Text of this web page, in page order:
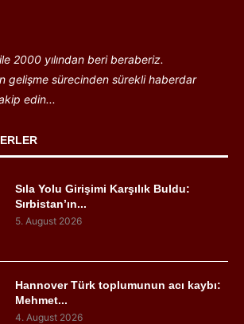
2000 yılından beri beraberiz.
gelişme sürecinden sürekli haberdar
edin...
Sıla Yolu Girişimi Karşılık Buldu:
Sırbistan’ın...
5. August 2026
Hannover Türk toplumunun acı kaybı:
Mehmet...
4. August 2026